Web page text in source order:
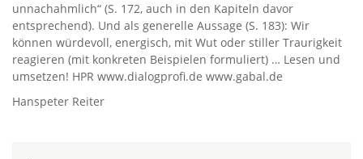
unnachahmlich“ (S. 172, auch in den Kapiteln davor
entsprechend). Und als generelle Aussage (S. 183): Wir
können würdevoll, energisch, mit Wut oder stiller Traurigkeit
reagieren (mit konkreten Beispielen formuliert) … Lesen und
umsetzen! HPR www.dialogprofi.de www.gabal.de
Hanspeter Reiter